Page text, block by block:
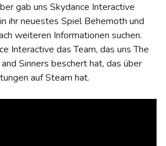
gab uns Skydance Interactive
ihr neuestes Spiel Behemoth und
weiteren Informationen suchen.
Interactive das Team, das uns The
Sinners beschert hat, das über
auf Steam hat.